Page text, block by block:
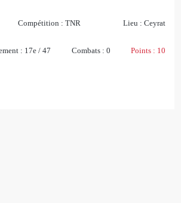
Compétition : TNR Lieu : Ceyrat
: 17e / 47 Combats : 0 Points : 10